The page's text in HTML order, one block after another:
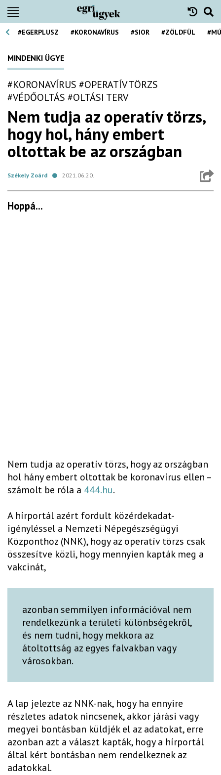
#EGERPLUSZ #KORONAVÍRUS #SIOR #ZÖLDFÜL
MINDENKI ÜGYE
#KORONAVÍRUS #OPERATÍV TÖRZS
#VÉDŐOLTÁS #OLTÁSI TERV
Nem tudja az operatív törzs,
hogy hol, hány embert
oltottak be az országban
Székely Zoárd 2021.06.20.
Hoppá...
Nem tudja az operatív törzs, hogy az országban
hol hány embert oltottak be koronavírus ellen –
számolt be róla a 444.hu.
A hírportál azért fordult közérdekadat-
igényléssel a Nemzeti Népegészségügyi
Központhoz (NNK), hogy az operatív törzs csak
összesítve közli, hogy mennyien kapták meg a
vakcinát,
azonban semmilyen információval nem
rendelkezünk a területi különbségekről,
és nem tudni, hogy mekkora az
átoltottság az egyes falvakban vagy
városokban.
A lap jelezte az NNK-nak, hogy ha ennyire
részletes adatok nincsenek, akkor járási vagy
megyei bontásban küldjék el az adatokat, erre
azonban azt a választ kapták, hogy a hírportál
által kért bontásban nem rendelkeznek az
adatokkal.